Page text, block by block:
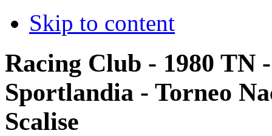
Skip to content
Racing Club - 1980 TN
Sportlandia - Torneo
Scalise